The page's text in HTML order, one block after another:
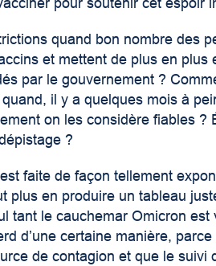
pour soutenir cet espoir
quand bon nombre des
et mettent de plus en plus
par le gouvernement ?
il y a quelques mois à
on les considère fiables ?
?
faite de façon tellement
plus en produire un tableau
tant le cauchemar Omicron
d’une certaine manière,
de contagion et que le suivi